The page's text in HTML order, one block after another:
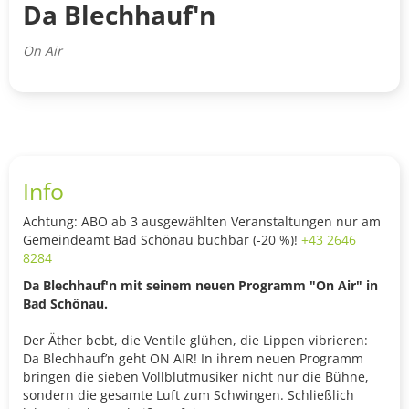
Da Blechhauf'n
On Air
Info
Achtung: ABO ab 3 ausgewählten Veranstaltungen nur am
Gemeindeamt Bad Schönau buchbar (-20 %)! +43 2646
8284
Da Blechhauf'n mit seinem neuen Programm "On Air" in
Bad Schönau.
Der Äther bebt, die Ventile glühen, die Lippen vibrieren:
Da Blechhauf’n geht ON AIR! In ihrem neuen Programm
bringen die sieben Vollblutmusiker nicht nur die Bühne,
sondern die gesamte Luft zum Schwingen. Schließlich